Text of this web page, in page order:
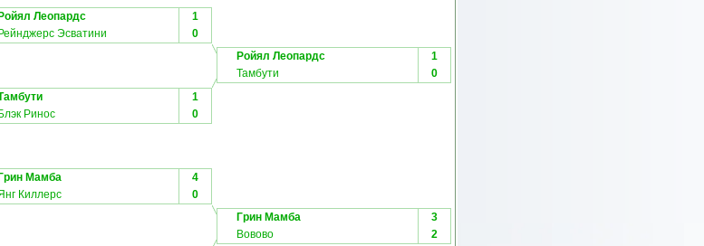
Ройял Леопардс
1
Рейнджерс Эсватини
0
Ройял Леопардс
1
Тамбути
0
1
Блэк Ринос
0
Грин Мамба
4
Киллерс
0
Грин Мамба
3
Вовово
2